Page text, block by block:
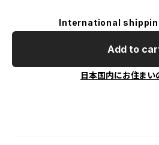
International
Add to
日本国内にお住まい